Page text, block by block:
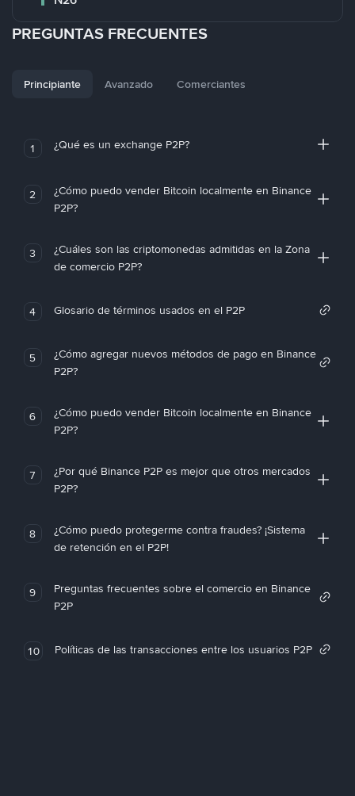
PREGUNTAS FRECUENTES
Principiante Avanzado Comerciantes
1 ¿Qué es un exchange P2P?
2
¿Cómo puedo vender Bitcoin localmente en Binance
P2P?
3
¿Cuáles son las criptomonedas admitidas en la Zona
de comercio P2P?
4 Glosario de términos usados en el P2P
5
¿Cómo agregar nuevos métodos de pago en Binance
P2P?
6
¿Cómo puedo vender Bitcoin localmente en Binance
P2P?
7
¿Por qué Binance P2P es mejor que otros mercados
P2P?
8
¿Cómo puedo protegerme contra fraudes? ¡Sistema
de retención en el P2P!
9
Preguntas frecuentes sobre el comercio en Binance
P2P
10 Políticas de las transacciones entre los usuarios P2P